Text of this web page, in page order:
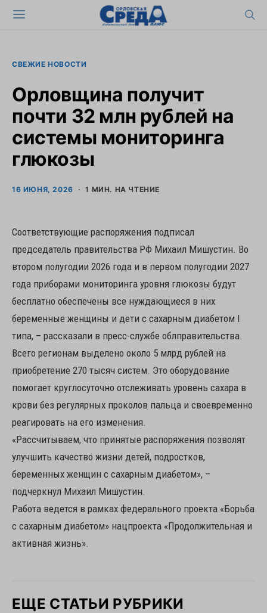
СВЕЖИЕ НОВОСТИ
Орловщина получит
почти 32 млн рублей на
системы мониторинга
глюкозы
16 ИЮНЯ, 2026 1 МИН. НА ЧТЕНИЕ
Соответствующие распоряжения подписал
председатель правительства РФ Михаил Мишустин. Во
втором полугодии 2026 года и в первом полугодии 2027
года приборами мониторинга уровня глюкозы будут
бесплатно обеспечены все нуждающиеся в них
беременные женщины и дети с сахарным диабетом I
типа, – рассказали в пресс-службе облправительства.
Всего регионам выделено около 5 млрд рублей на
приобретение 270 тысяч систем. Это оборудование
помогает круглосуточно отслеживать уровень сахара в
крови без регулярных проколов пальца и своевременно
реагировать на его изменения.
«Рассчитываем, что принятые распоряжения позволят
улучшить качество жизни детей, подростков,
беременных женщин с сахарным диабетом», –
подчеркнул Михаил Мишустин.
Работа ведется в рамках федерального проекта «Борьба
с сахарным диабетом» нацпроекта «Продолжительная и
активная жизнь».
ЕЩЕ СТАТЬИ РУБРИКИ